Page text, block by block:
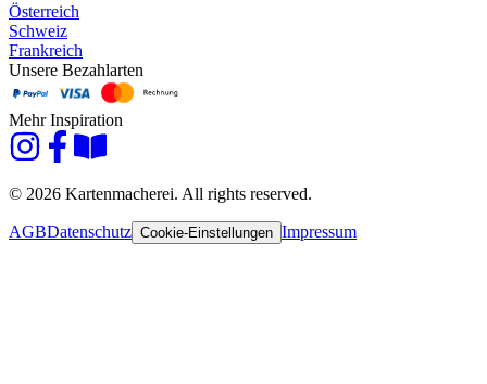
Österreich
Schweiz
Frankreich
Unsere Bezahlarten
Mehr Inspiration
© 2026 Kartenmacherei. All rights reserved.
AGBDatenschutz Cookie-Einstellungen Impressum